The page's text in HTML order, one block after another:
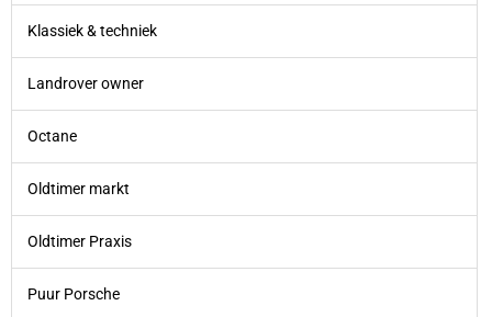
Klassiek & techniek
Landrover owner
Octane
Oldtimer markt
Oldtimer Praxis
Puur Porsche